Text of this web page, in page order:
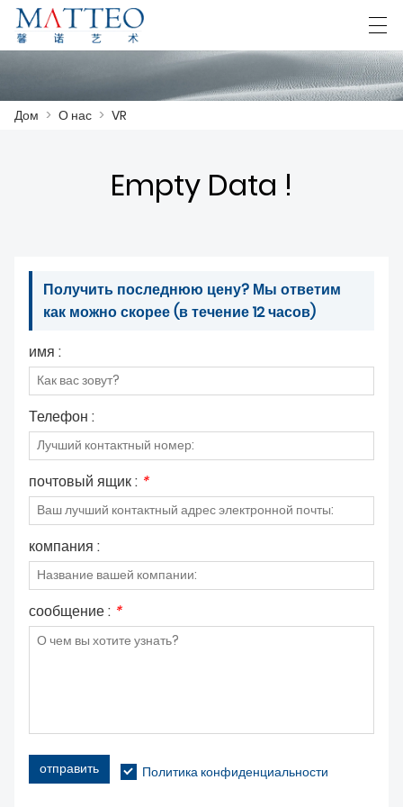
ТОВАРЫ
СКАЧАТЬ
СВЯЖИТЕСЬ С НАМИ
Deutsch Español
Дом > О нас > VR
Empty Data !
Получить последнюю цену? Мы ответим
как можно скорее (в течение 12 часов)
имя :
Телефон :
почтовый ящик : *
компания :
сообщение : *
отправить Политика конфиденциальности